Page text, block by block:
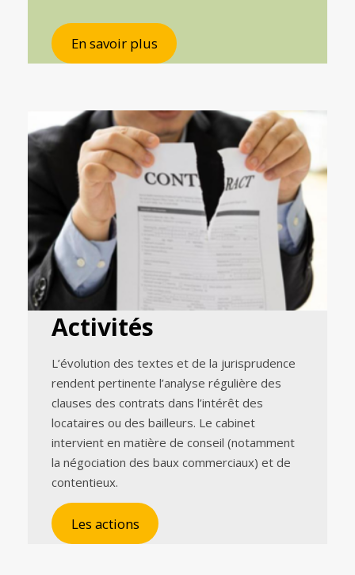
En savoir plus
Activités
L’évolution des textes et de la jurisprudence
rendent pertinente l’analyse régulière des
clauses des contrats dans l’intérêt des
locataires ou des bailleurs. Le cabinet
intervient en matière de conseil (notamment
la négociation des baux commerciaux) et de
contentieux.
Les actions